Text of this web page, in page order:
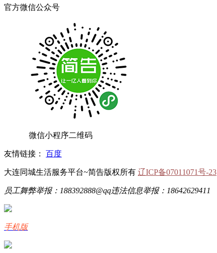
官方微信公众号
微信小程序二维码
友情链接： 百度
大连同城生活服务平台~简告版权所有 辽ICP备07011071号-23
员工舞弊举报：188392888@qq违法信息举报：18642629411
手机版